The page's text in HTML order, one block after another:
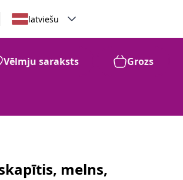
latviešu
Vēlmju saraksts Grozs
melns,